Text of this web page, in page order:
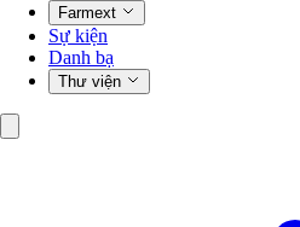
Farmext
Sự kiện
Danh bạ
Thư viện